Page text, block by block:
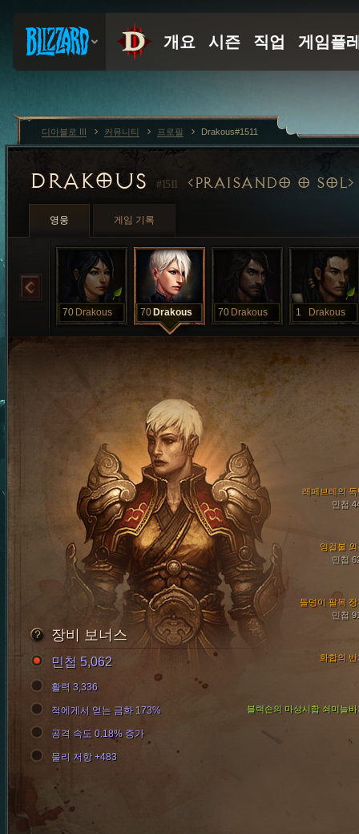
DRAKOUS #1511 PRAISANDO O SOL
영웅 게임 기록
70 Drakous 70 Drakous 70 Drakous 1 Drakous
잉걸불 외
민첩
돌덩이 팔목 장
민첩
레페브레의 독
민첩
블랙손의 마상시합 쇠미늘바
화합의 반
장비 보너스
민첩 5,062
활력 3,336
적에게서 얻는 금화 173%
공격 속도 0.18% 증가
물리 저항 +483
디아블로 III 커뮤니티 프로필 Drakous#1511